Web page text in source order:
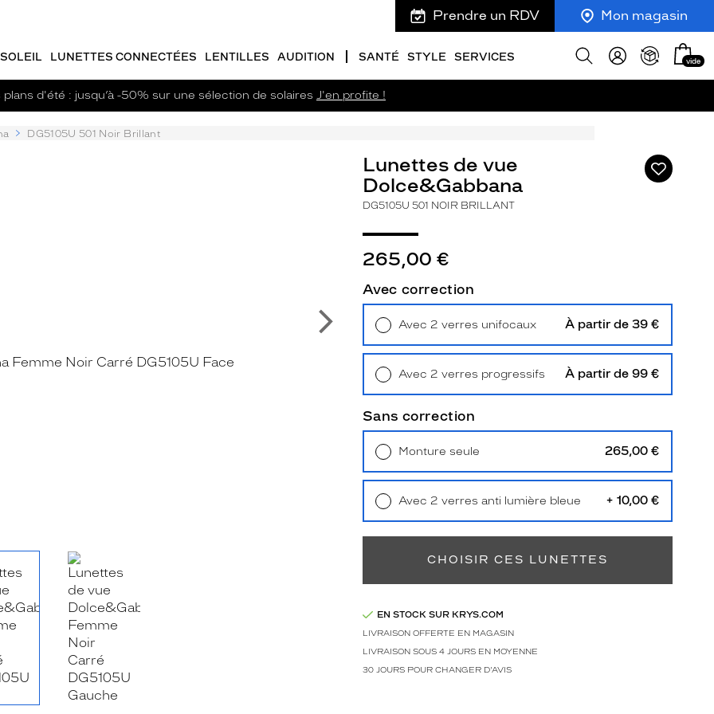
Prendre un RDV Mon magasin
LUNETTES CONNECTÉES LENTILLES AUDITION SANTÉ STYLE SERVICES
Afficher
Mon
panier
vide
plans d'été : jusqu’à -50% sur une sélection de solaires J'en profite !
DG5105U 501 Noir Brillant
Ajouter
à
Suivant
Lunettes de vue
Dolce&Gabbana
DG5105U 501 NOIR BRILLANT
265,00 €
Avec correction
Avec 2 verres unifocaux À partir de 39 €
Avec 2 verres progressifs À partir de 99 €
Sans correction
Monture seule 265,00 €
Retrait en magasin Offert
Avec 2 verres anti lumière bleue + 10,00 €
CHOISIR CES LUNETTES
EN STOCK SUR KRYS.COM
LIVRAISON OFFERTE EN MAGASIN
LIVRAISON SOUS 4 JOURS EN MOYENNE
30 JOURS POUR CHANGER D'AVIS